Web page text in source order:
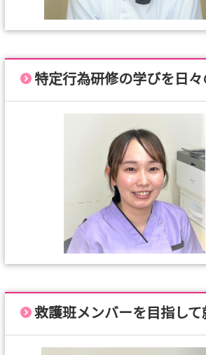
特定行為研修の学びを日
救護班メンバーを目指して